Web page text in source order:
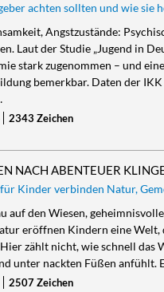
achten sollten und wie sie
Angstzustände:
Laut der Studie „Jugend in
stark zugenommen – und
bemerkbar. Daten der
2343 Zeichen
NACH ABENTEUER
Kinder verbinden Natur,
auf den Wiesen,
eröffnen Kindern eine
zählt nicht, wie schnell das
unter nackten Füßen
2507 Zeichen